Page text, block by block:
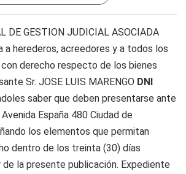
DE GESTION JUDICIAL ASOCIADA
a herederos, acreedores y a todos los
derecho respecto de los bienes
Sr. JOSE LUIS MARENGO DNI
saber que deben presentarse ante
España 480 Ciudad de
los elementos que permitan
dentro de los treinta (30) días
de la presente publicación. Expediente